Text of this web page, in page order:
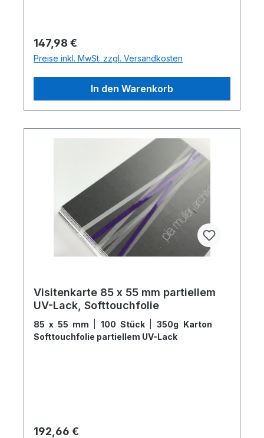
Regulärer Preis:
147,98 €
Preise inkl. MwSt. zzgl. Versandkosten
In den Warenkorb
Visitenkarte 85 x 55 mm partiellem
UV-Lack, Softtouchfolie
85 x 55 mm 100 Stück
350g Karton
Softtouchfolie partiellem UV-Lack
Regulärer Preis:
192,66 €